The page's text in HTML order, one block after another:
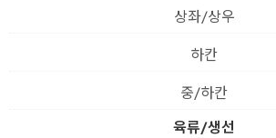
상좌/상우
하칸
중/하칸
육류/생선